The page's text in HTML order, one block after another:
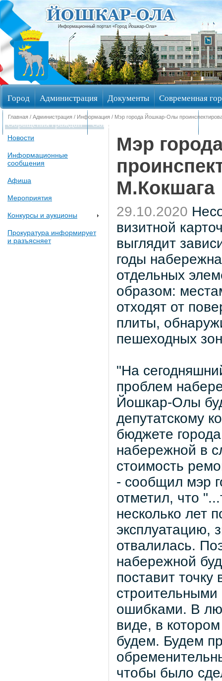
Информационный портал «Город Йошкар-Ола»
Город Администрация Документы Современная
Обращения граждан Общественные обсуждения
Главная / Администрация / Информация / Мэр города Йошкар-Олы
Новости
Информационные
сообщения
Афиша
Мероприятия
Конкурсы и аукционы
Прокуратура информирует
и разъясняет
Мэр
М.Кокшага
29.10.2020
визитной
выглядит
годы
отдельных
образом:
отходят от
плиты,
пешеходных
"На
проблем
Йошкар-Олы
депутатскому
бюджете
набережной в
стоимость
- сообщил мэр
отметил, что
несколько лет
эксплуатацию,
отвалилась.
набережной
поставит точку
ошибками. В
виде, в
будем. Будем
чтобы было